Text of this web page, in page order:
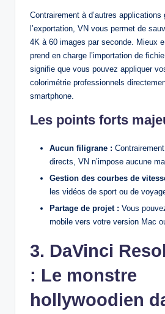
Contrairement à d’autres
l’exportation, VN vous permet de
4K à 60 images par seconde. Mieux
prend en charge l’importation de
signifie que vous pouvez appliquer
colorimétrie professionnels
smartphone.
Les points forts
Aucun filigrane :
directs, VN n’impose aucune
Gestion des courbes de
les vidéos de sport ou de
Partage de projet : Vous
mobile vers votre version Mac
3. DaVinci
: Le monstre
hollywoodien